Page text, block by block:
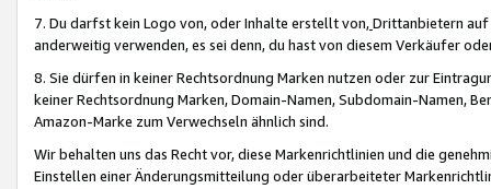
7. Du darfst kein Logo von, oder Inhalte erstellt von,Drittanbietern auf
anderweitig verwenden, es sei denn, du hast von diesem Verkäufer
8. Sie dürfen in keiner Rechtsordnung Marken nutzen oder zur
keiner Rechtsordnung Marken, Domain-Namen, Subdomain-Namen,
Amazon-Marke zum Verwechseln ähnlich sind.
Wir behalten uns das Recht vor, diese Markenrichtlinien und die
Einstellen einer Änderungsmitteilung oder überarbeiteter